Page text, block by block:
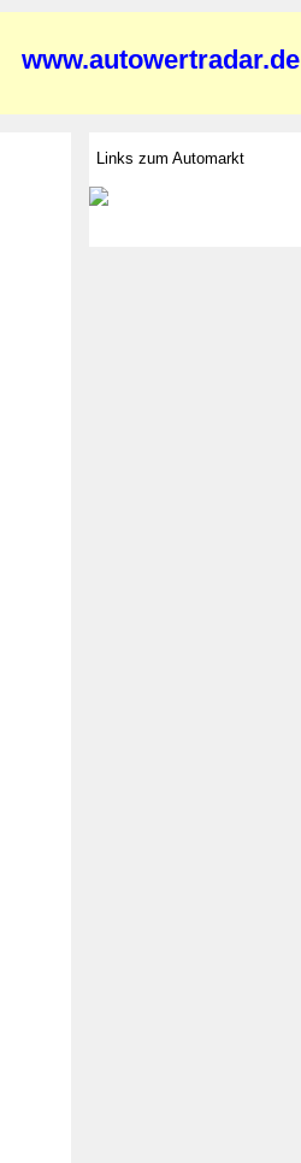
www.autowertradar.de
Links zum Automarkt